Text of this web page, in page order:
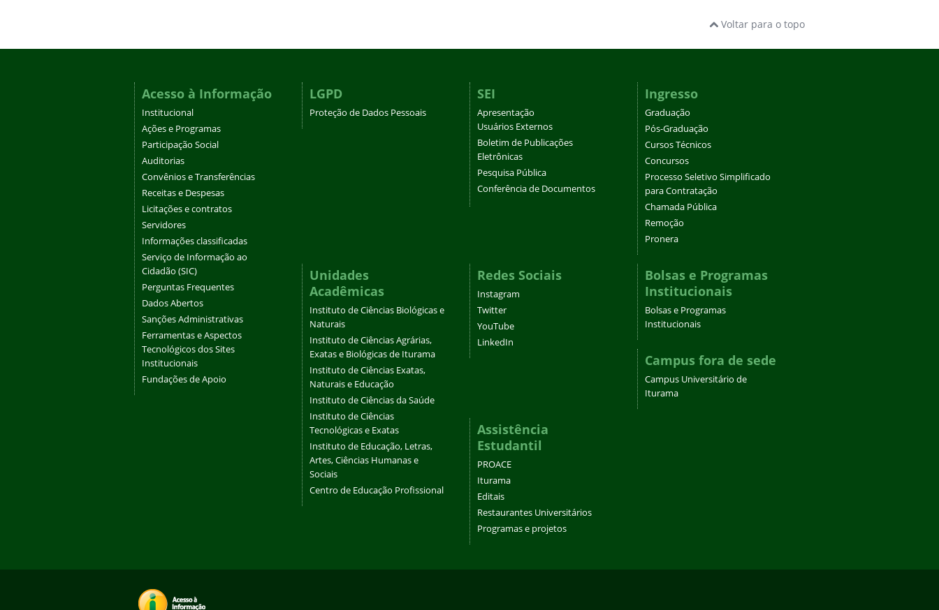
Voltar para o topo
Acesso à Informação
Institucional
Ações e Programas
Participação Social
Auditorias
Convênios e Transferências
Receitas e Despesas
Licitações e contratos
Servidores
Informações classificadas
Serviço de Informação ao
Cidadão (SIC)
Perguntas Frequentes
Dados Abertos
Sanções Administrativas
Ferramentas e Aspectos
Tecnológicos dos Sites
Institucionais
Fundações de Apoio
LGPD
Proteção de Dados Pessoais
SEI
Apresentação
Usuários Externos
Boletim de Publicações
Eletrônicas
Pesquisa Pública
Conferência de Documentos
Ingresso
Graduação
Pós-Graduação
Cursos Técnicos
Concursos
Processo Seletivo Simplificado
para Contratação
Chamada Pública
Remoção
Pronera
Unidades
Acadêmicas
Instituto de Ciências Biológicas e
Naturais
Instituto de Ciências Agrárias,
Exatas e Biológicas de Iturama
Instituto de Ciências Exatas,
Naturais e Educação
Instituto de Ciências da Saúde
Instituto de Ciências
Tecnológicas e Exatas
Instituto de Educação, Letras,
Artes, Ciências Humanas e
Sociais
Centro de Educação Profissional
Redes Sociais
Instagram
Twitter
YouTube
LinkedIn
Bolsas e Programas
Institucionais
Bolsas e Programas
Institucionais
Campus fora de sede
Campus Universitário de
Iturama
Assistência
Estudantil
PROACE
Iturama
Editais
Restaurantes Universitários
Programas e projetos